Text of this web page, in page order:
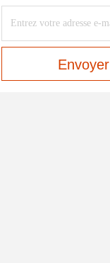
Envoyer